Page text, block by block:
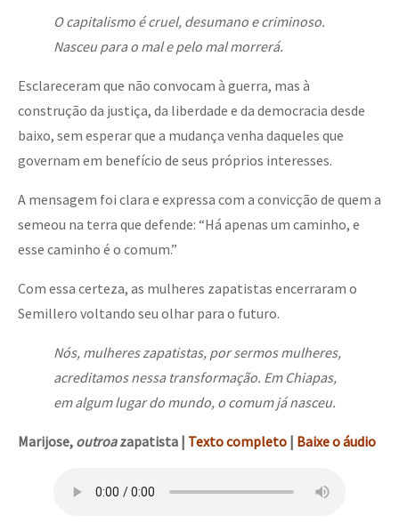
O capitalismo é cruel, desumano e criminoso.
Nasceu para o mal e pelo mal morrerá.
Esclareceram que não convocam à guerra, mas à
construção da justiça, da liberdade e da democracia desde
baixo, sem esperar que a mudança venha daqueles que
governam em benefício de seus próprios interesses.
A mensagem foi clara e expressa com a convicção de quem a
semeou na terra que defende: “Há apenas um caminho, e
esse caminho é o comum.”
Com essa certeza, as mulheres zapatistas encerraram o
Semillero voltando seu olhar para o futuro.
Nós, mulheres zapatistas, por sermos mulheres,
acreditamos nessa transformação. Em Chiapas,
em algum lugar do mundo, o comum já nasceu.
Marijose, outroazapatista | Texto completo | Baixe o áudio